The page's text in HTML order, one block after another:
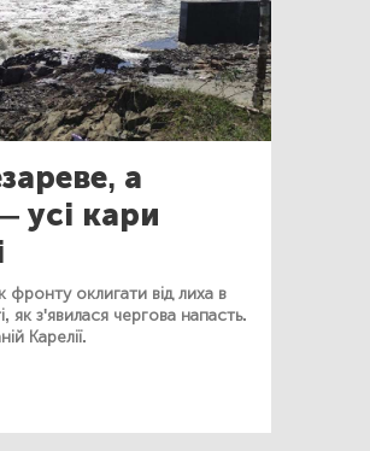
а
усі кари
фронту оклигати від лиха в
як з'явилася чергова напасть.
Карелії.